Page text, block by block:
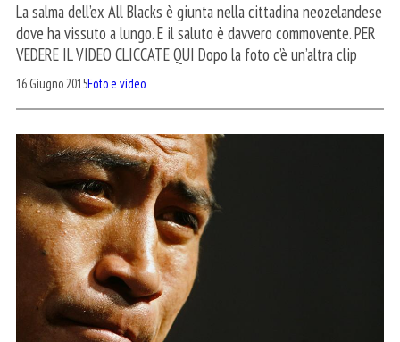
La salma dell’ex All Blacks è giunta nella cittadina neozelandese
dove ha vissuto a lungo. E il saluto è davvero commovente. PER
VEDERE IL VIDEO CLICCATE QUI Dopo la foto c’è un’altra clip
16 Giugno 2015Foto e video